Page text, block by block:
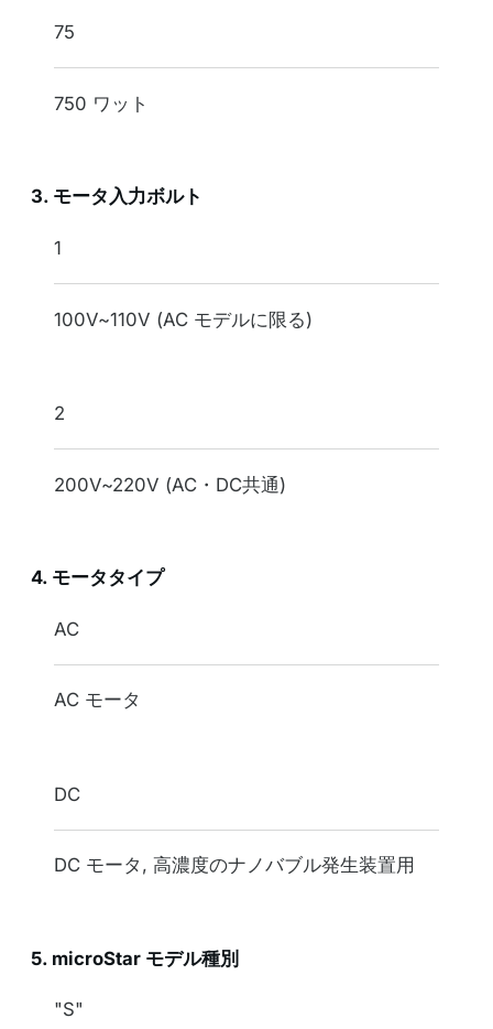
75
750 ワット
3. モータ入力ボルト
表記
モータ入力ボルト
1
100V~110V (AC モデルに限る)
2
200V~220V (AC・DC共通)
4. モータタイプ
表記
タイプ
AC
AC モータ
DC
DC モータ, 高濃度のナノバブル発生装置用
5. microStar モデル種別
表記
"S"